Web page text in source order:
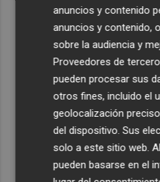
Recibe toda
Plaza
Quiero
anuncios y contenido
anuncios y contenido,
sobre la audiencia y
Proveedores de
pueden procesar sus
otros fines, incluido el
geolocalización
del dispositivo. Sus
solo a este sitio web.
pueden basarse en el